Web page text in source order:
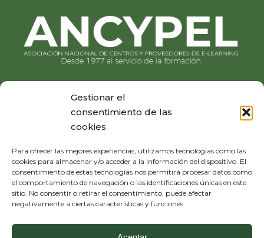
Gestionar el
consentimiento de las
cookies
Para ofrecer las mejores experiencias, utilizamos tecnologías como las
cookies para almacenar y/o acceder a la información del dispositivo. El
consentimiento de estas tecnologías nos permitirá procesar datos como
el comportamiento de navegación o las identificaciones únicas en este
sitio. No consentir o retirar el consentimiento, puede afectar
negativamente a ciertas características y funciones.